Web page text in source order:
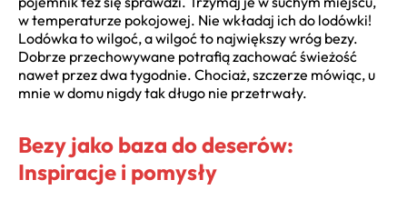
w temperaturze pokojowej. Nie wkładaj ich do lodówki!
Lodówka to wilgoć, a wilgoć to największy wróg bezy.
Dobrze przechowywane potrafią zachować świeżość
nawet przez dwa tygodnie. Chociaż, szczerze mówiąc, u
mnie w domu nigdy tak długo nie przetrwały.
Bezy jako baza do deserów:
Inspiracje i pomysły